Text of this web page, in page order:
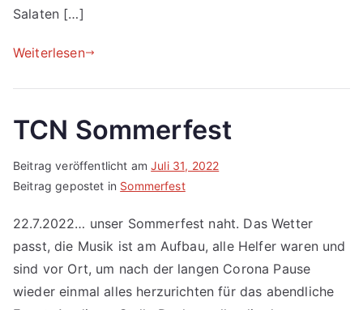
Salaten […]
Weiterlesen
TCN Sommerfest
Beitrag veröffentlicht amJuli 31, 2022
Beitrag gepostet in Sommerfest
22.7.2022… unser Sommerfest naht. Das Wetter
passt, die Musik ist am Aufbau, alle Helfer waren und
sind vor Ort, um nach der langen Corona Pause
wieder einmal alles herzurichten für das abendliche